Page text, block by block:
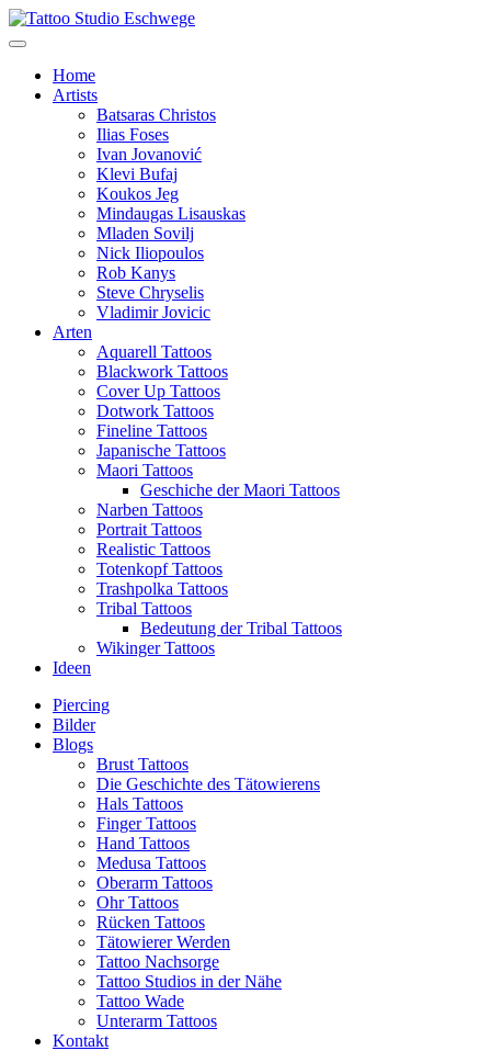
Home
Artists
Batsaras Christos
Ilias Foses
Ivan Jovanović
Klevi Bufaj
Koukos Jeg
Mindaugas Lisauskas
Mladen Sovilj
Nick Iliopoulos
Rob Kanys
Steve Chryselis
Vladimir Jovicic
Arten
Aquarell Tattoos
Blackwork Tattoos
Cover Up Tattoos
Dotwork Tattoos
Fineline Tattoos
Japanische Tattoos
Maori Tattoos
Geschiche der Maori Tattoos
Narben Tattoos
Portrait Tattoos
Realistic Tattoos
Totenkopf Tattoos
Trashpolka Tattoos
Tribal Tattoos
Bedeutung der Tribal Tattoos
Wikinger Tattoos
Ideen
Piercing
Bilder
Blogs
Brust Tattoos
Die Geschichte des Tätowierens
Hals Tattoos
Finger Tattoos
Hand Tattoos
Medusa Tattoos
Oberarm Tattoos
Ohr Tattoos
Rücken Tattoos
Tätowierer Werden
Tattoo Nachsorge
Tattoo Studios in der Nähe
Tattoo Wade
Unterarm Tattoos
Kontakt